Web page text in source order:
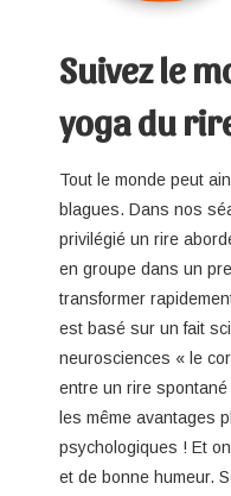
Suivez le
yoga du
Tout le monde peut
blagues. Dans nos
privilégié un rire
en groupe dans un
transformer
est basé sur un fait
neurosciences « le
entre un rire
les même avantages
psychologiques ! Et
et de bonne humeur.